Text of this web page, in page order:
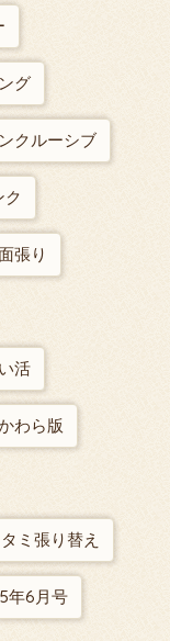
グ
クルーシブ
ク
張り
活
わら版
ミ張り替え
年6月号